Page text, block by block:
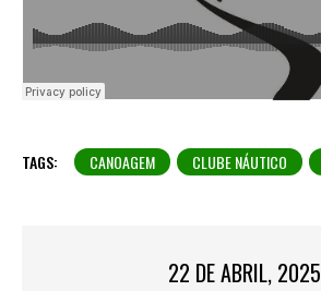
TAGS: CANOAGEM CLUBE NÁUTICO
22 DE ABRIL, 2025